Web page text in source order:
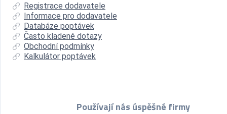
Registrace dodavatele
Informace pro dodavatele
Databáze poptávek
Často kladené dotazy
Obchodní podmínky
Kalkulátor poptávek
Používají nás úspěšné firmy